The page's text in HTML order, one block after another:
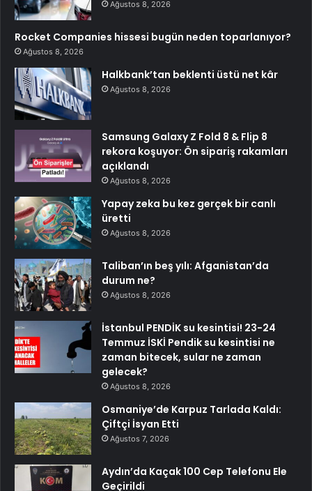
Ağustos 8, 2026
Rocket Companies hissesi bugün neden toparlanıyor?
Ağustos 8, 2026
Halkbank’tan beklenti üstü net kâr
Ağustos 8, 2026
Samsung Galaxy Z Fold 8 & Flip 8
rekora koşuyor: Ön sipariş rakamları
açıklandı
Ağustos 8, 2026
Yapay zeka bu kez gerçek bir canlı
üretti
Ağustos 8, 2026
Taliban’ın beş yılı: Afganistan’da
durum ne?
Ağustos 8, 2026
İstanbul PENDİK su kesintisi! 23-24
Temmuz İSKİ Pendik su kesintisi ne
zaman bitecek, sular ne zaman
gelecek?
Ağustos 8, 2026
Osmaniye’de Karpuz Tarlada Kaldı:
Çiftçi İsyan Etti
Ağustos 7, 2026
Aydın’da Kaçak 100 Cep Telefonu Ele
Geçirildi